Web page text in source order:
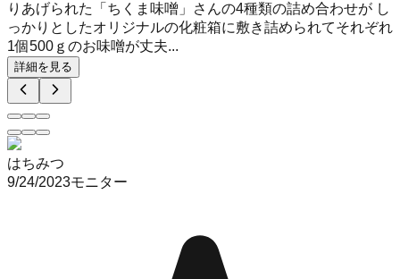
りあげられた「ちくま味噌」さんの4種類の詰め合わせが し
っかりとしたオリジナルの化粧箱に敷き詰められてそれぞれ
1個500ｇのお味噌が丈夫...
詳細を見る
はちみつ
9/24/2023モニター